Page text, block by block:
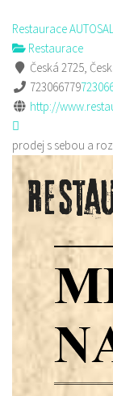
Restaurace
Restaurace
Česká 2725,
723066779
http://
prodej s sebou a